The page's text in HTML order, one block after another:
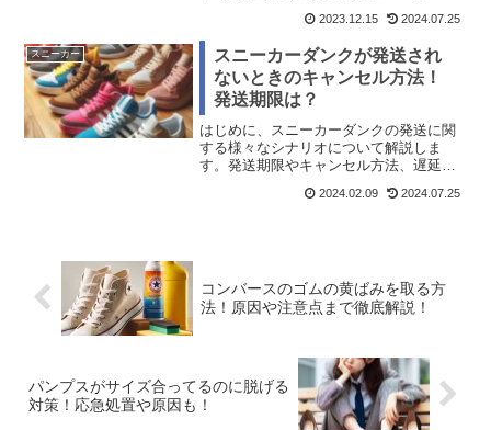
や処分法、寿命がきたスニーカーを履く
リスクも参考にどうぞ。
2023.12.15 2024.07.25
スニーカー
スニーカーダンクが発送され
ないときのキャンセル方法！
発送期限は？
はじめに、スニーカーダンクの発送に関
する様々なシナリオについて解説しま
す。発送期限やキャンセル方法、遅延の
されないことが多いブランドやモデルな
2024.02.09 2024.07.25
コンバースのゴムの黄ばみを取る方
法！原因や注意点まで徹底解説！
パンプスがサイズ合ってるのに脱げる
対策！応急処置や原因も！